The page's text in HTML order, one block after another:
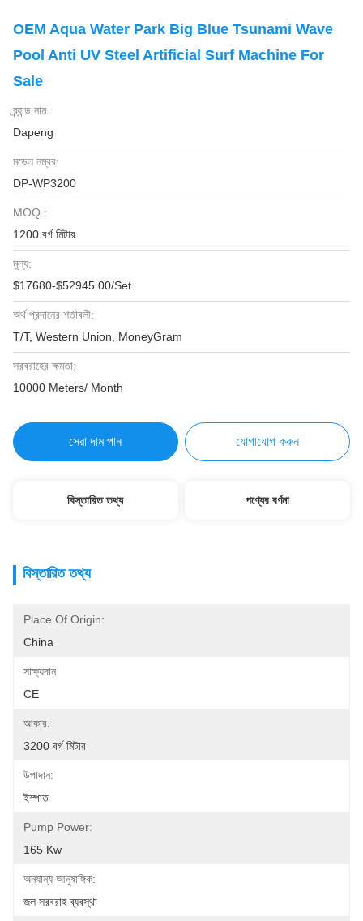
OEM Aqua Water Park Big Blue Tsunami Wave
Pool Anti UV Steel Artificial Surf Machine For
Sale
ব্র্যান্ড নাম:
Dapeng
মডেল নম্বর:
DP-WP3200
MOQ.:
1200 বর্গ মিটার
মূল্য:
$17680-$52945.00/Set
অর্থ প্রদানের শর্তাবলী:
T/T, Western Union, MoneyGram
সরবরাহের ক্ষমতা:
10000 Meters/ Month
সেরা দাম পান যোগাযোগ করুন
বিস্তারিত তথ্য পণ্যের বর্ণনা
বিস্তারিত তথ্য
Place Of Origin:
China
সাক্ষ্যদান:
CE
আকার:
3200 বর্গ মিটার
উপাদান:
ইস্পাত
Pump Power:
165 Kw
অন্যান্য আনুষাঙ্গিক:
জল সরবরাহ ব্যবস্থা